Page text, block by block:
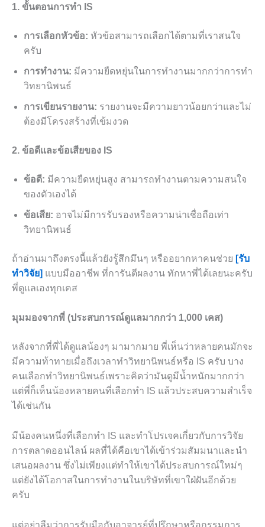
1. ขั้นตอนการทำ IS
การเลือกหัวข้อ: หัวข้อสามารถเลือกได้ตามที่เราสนใจ
ครับ
การทำงาน: มีความยืดหยุ่นในการทำงานมากกว่าการทำ
วิทยานิพนธ์
การเขียนรายงาน: รายงานจะมีความยาวน้อยกว่าและไม่
ต้องมีโครงสร้างที่เข้มงวด
2. ข้อดีและข้อเสียของ IS
ข้อดี: มีความยืดหยุ่นสูง สามารถทำงานตามความสนใจ
ของตัวเองได้
ข้อเสีย: อาจไม่มีการรับรองหรือความน่าเชื่อถือเท่า
วิทยานิพนธ์
ถ้าอ่านมาถึงตรงนี้แล้วยังรู้สึกมึนๆ หรืออยากหาคนช่วย [รับ
ทำวิจัย] แบบมืออาชีพ ที่การันตีผลงาน ทักหาพี่ได้เลยนะครับ
พี่ดูแลเองทุกเคส
มุมมองจากพี่ (ประสบการณ์ดูแลมากกว่า 1,000 เคส)
หลังจากที่พี่ได้ดูแลน้องๆ มามากมาย พี่เห็นว่าหลายคนมักจะ
มีความท้าทายเมื่อถึงเวลาทำวิทยานิพนธ์หรือ IS ครับ บาง
คนเลือกทำวิทยานิพนธ์เพราะคิดว่ามันดูมีน้ำหนักมากกว่า
แต่พี่ก็เห็นน้องหลายคนที่เลือกทำ IS แล้วประสบความสำเร็จ
ได้เช่นกัน
มีน้องคนหนึ่งที่เลือกทำ IS และทำโปรเจคเกี่ยวกับการวิจัย
การตลาดออนไลน์ ผลที่ได้คือเขาได้เข้าร่วมสัมมนาและนำ
เสนอผลงาน ซึ่งไม่เพียงแต่ทำให้เขาได้ประสบการณ์ใหม่ๆ
แต่ยังได้โอกาสในการทำงานในบริษัทที่เขาใฝ่ฝันอีกด้วย
ครับ
แต่อย่าลืมว่าการรับมือกับอาจารย์ที่ปรึกษาหรือกรรมการ